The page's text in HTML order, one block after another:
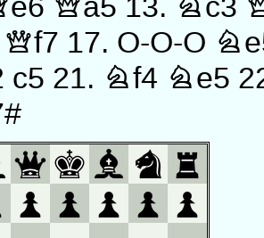
Qf7 17. O-O-O
c5 21. Nf4 Ne5